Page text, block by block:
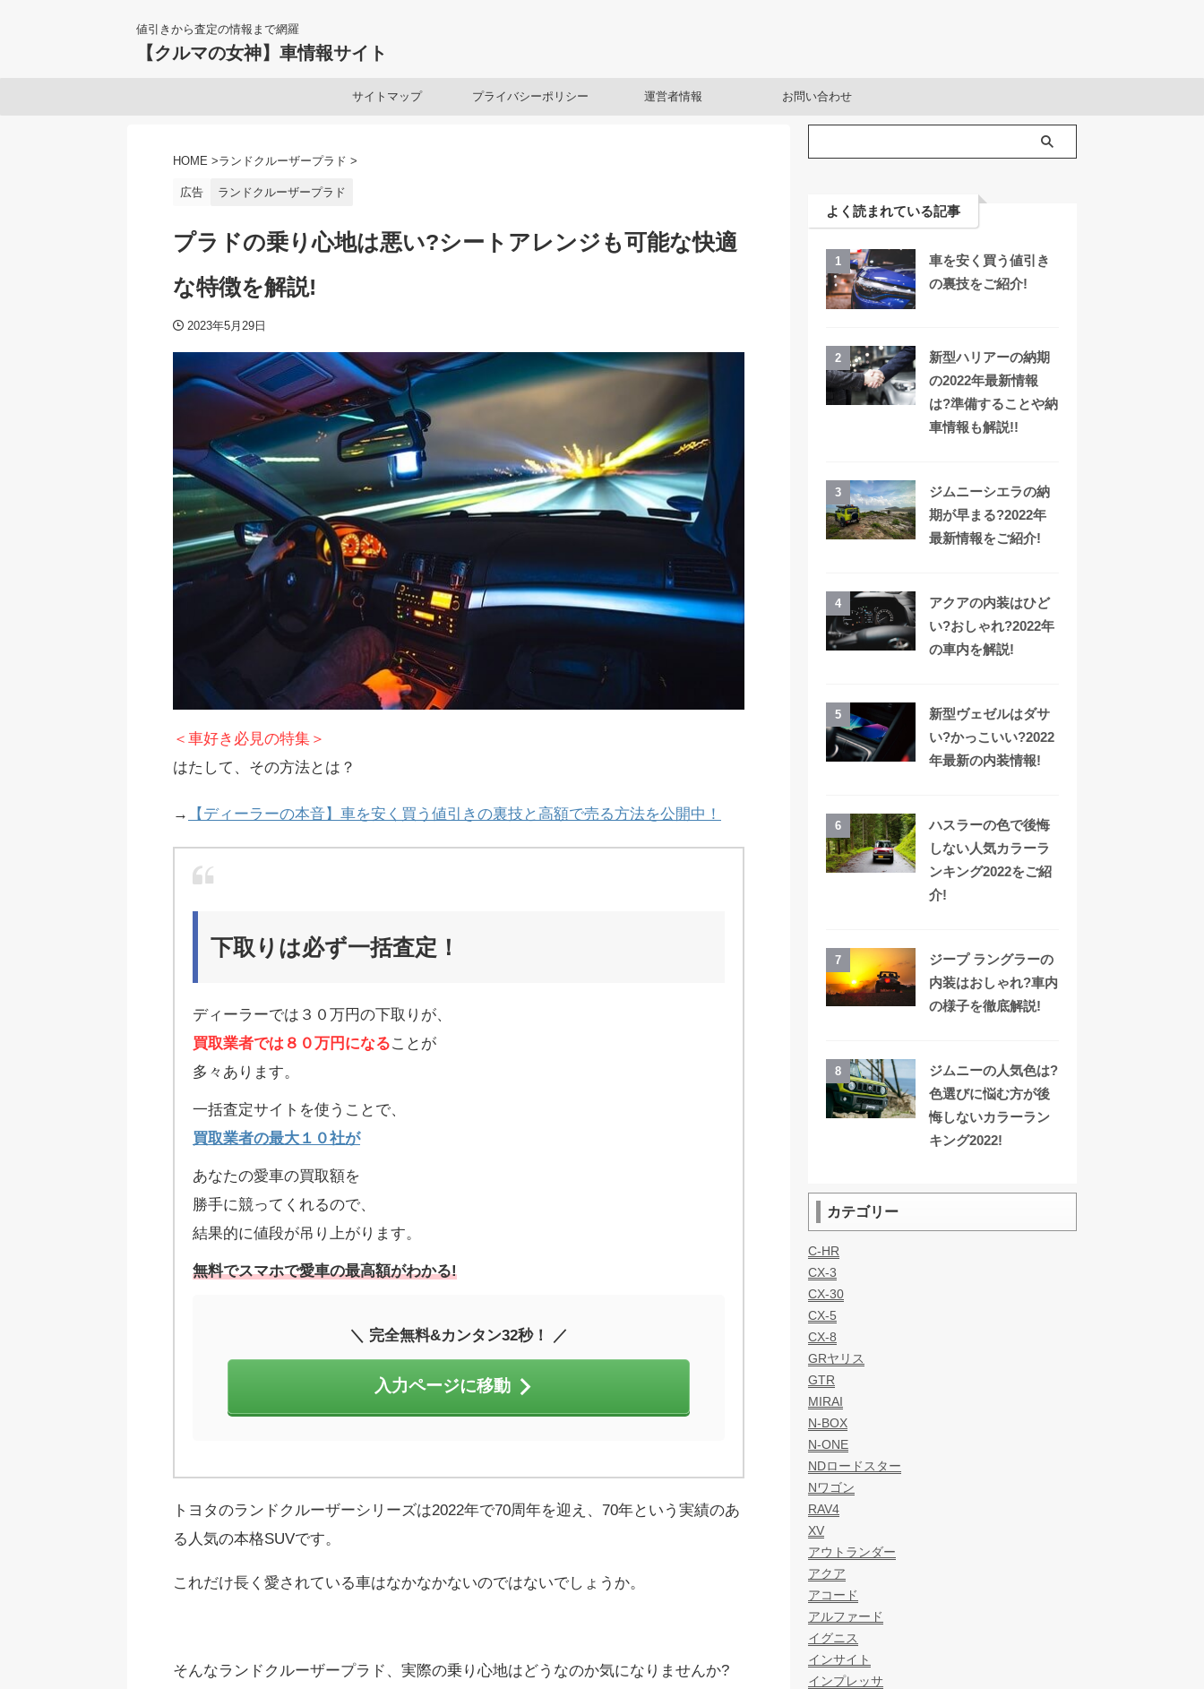
値引きから査定の情報まで網羅
【クルマの女神】車情報サイト
サイトマップ プライバシーポリシー 運営者情報 お問い合わせ
HOME >ランドクルーザープラド >
広告 ランドクルーザープラド
プラドの乗り心地は悪い?シートアレンジも可能な快適
な特徴を解説!
2023年5月29日
＜車好き必見の特集＞
はたして、その方法とは？
→ 【ディーラーの本音】車を安く買う値引きの裏技と高額で売る方法を公開中！
下取りは必ず一括査定！
ディーラーでは３０万円の下取りが、
買取業者では８０万円になることが
多々あります。
一括査定サイトを使うことで、
買取業者の最大１０社が
あなたの愛車の買取額を
勝手に競ってくれるので、
結果的に値段が吊り上がります。
無料でスマホで愛車の最高額がわかる!
＼ 完全無料&カンタン32秒！ ／
入力ページに移動
トヨタのランドクルーザーシリーズは2022年で70周年を迎え、70年という実績のあ
る人気の本格SUVです。
これだけ長く愛されている車はなかなかないのではないでしょうか。
そんなランドクルーザープラド、実際の乗り心地はどうなのか気になりませんか?
よく読まれている記事
1
車を安く買う値引き
の裏技をご紹介!
2
新型ハリアーの納期
の2022年最新情報
は?準備することや納
車情報も解説!!
3
ジムニーシエラの納
期が早まる?2022年
最新情報をご紹介!
4
アクアの内装はひど
い?おしゃれ?2022年
の車内を解説!
5
新型ヴェゼルはダサ
い?かっこいい?2022
年最新の内装情報!
6
ハスラーの色で後悔
しない人気カラーラ
ンキング2022をご紹
介!
7
ジープ ラングラーの
内装はおしゃれ?車内
の様子を徹底解説!
8
ジムニーの人気色は?
色選びに悩む方が後
悔しないカラーラン
キング2022!
カテゴリー
C-HR
CX-3
CX-30
CX-5
CX-8
GRヤリス
GTR
MIRAI
N-BOX
N-ONE
NDロードスター
Nワゴン
RAV4
XV
アウトランダー
アクア
アコード
アルファード
イグニス
インサイト
インプレッサ